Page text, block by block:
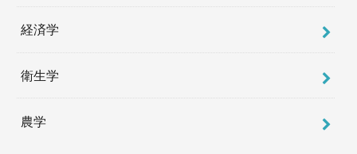
経済学
衛生学
農学